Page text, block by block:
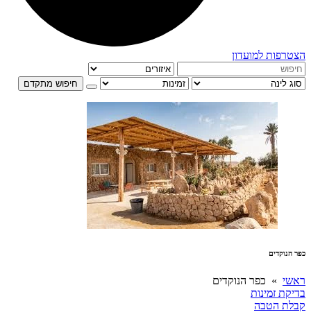
הצטרפות למועדון
חיפוש מתקדם
כפר הנוקדים
ראשי » כפר הנוקדים
בדיקת זמינות
קבלת הטבה